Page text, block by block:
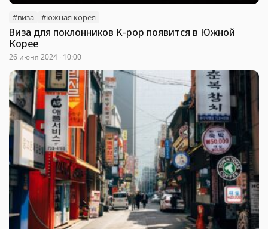
#виза #южная корея
Виза для поклонников K-pop появится в Южной
Корее
26 июня 2024 · 10:00